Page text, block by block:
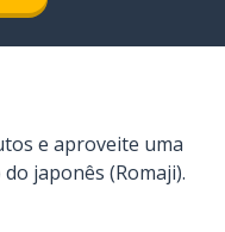
e aproveite uma
japonês (Romaji).